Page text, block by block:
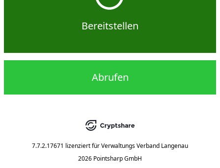
Bereitstellen
Abrufen
7.7.2.17671 lizenziert fürVerwaltungs Verband Langenau
2026 Pointsharp GmbH